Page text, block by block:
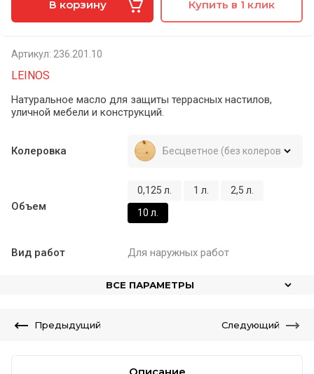
В корзину Купить в 1 клик
Артикул: 236.201.10
LEINOS
Натуральное масло для защиты террасных настилов,
уличной мебели и конструкций.
Колеровка Бесцветное (без колеровки)
Объем
0,125 л. 1 л.
2,5 л.
10 л.
Вид работ Для наружных работ
ВСЕ ПАРАМЕТРЫ
Предыдущий Следующий